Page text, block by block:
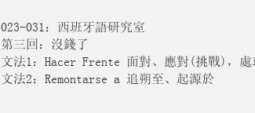
023-031：西班牙語研究室
第三回：沒錢了
文法1：Hacer Frente 面對、應對(挑戰)，
文法2：Remontarse a 追朔至、起源於